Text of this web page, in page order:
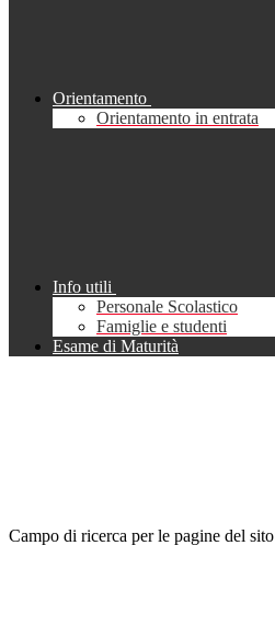
Orientamento
Orientamento in entrata
Info utili
Personale Scolastico
Famiglie e studenti
Esame di Maturità
Campo di ricerca per le pagine del sito